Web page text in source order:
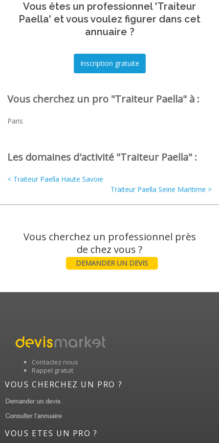
Vous êtes un professionnel 'Traiteur
Paella' et vous voulez figurer dans cet
annuaire ?
Vous cherchez un pro "Traiteur Paella" à :
Paris
Les domaines d'activité "Traiteur Paella" :
< Traiteur Paella Haute Savoie
Traiteur Paella Seine Maritime >
Vous cherchez un professionnel près
DEMANDER UN DEVIS
Contactez nous
Rappel gratuit
VOUS CHERCHEZ UN PRO ?
VOUS ETES UN PRO ?